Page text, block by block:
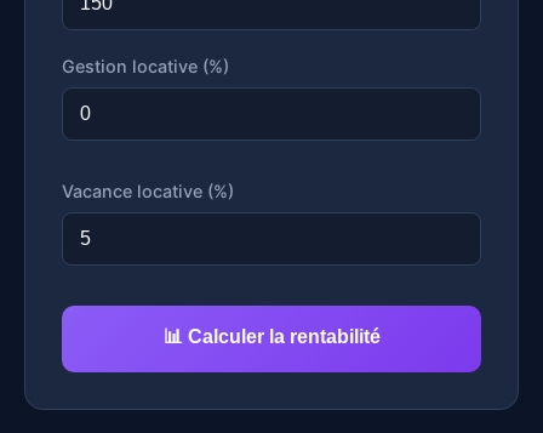
Gestion locative (%)
Vacance locative (%)
📊 Calculer la rentabilité